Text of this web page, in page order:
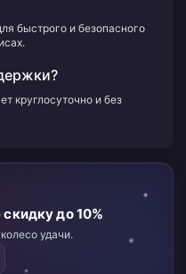
быстрого и безопасного
круглосуточно и без
до 10%
удачи.